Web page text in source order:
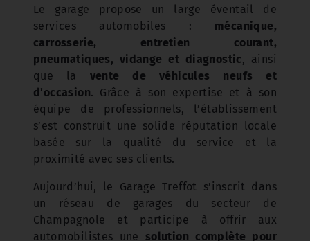
Le garage propose un large éventail de
services automobiles : mécanique,
carrosserie, entretien courant,
pneumatiques, vidange et diagnostic, ainsi
que la vente de véhicules neufs et
d’occasion. Grâce à son expertise et à son
équipe de professionnels, l’établissement
s’est construit une solide réputation locale
basée sur la qualité du service et la
proximité avec ses clients.
Aujourd’hui, le Garage Treffot s’inscrit dans
un réseau de garages du secteur de
Champagnole et participe à offrir aux
automobilistes une solution complète pour